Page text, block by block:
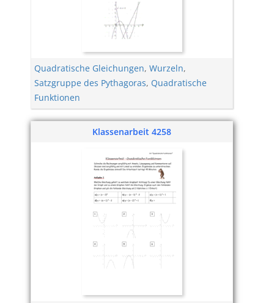
Quadratische Gleichungen, Wurzeln,
Satzgruppe des Pythagoras, Quadratische
Funktionen
Klassenarbeit 4258